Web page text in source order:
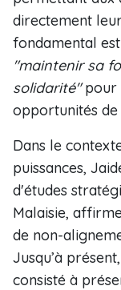
directement
fondamental
"maintenir sa
solidarité"pour
opportunités
Dans le
puissances,
d'études
Malaisie,
de non-
Jusqu’à
consisté à